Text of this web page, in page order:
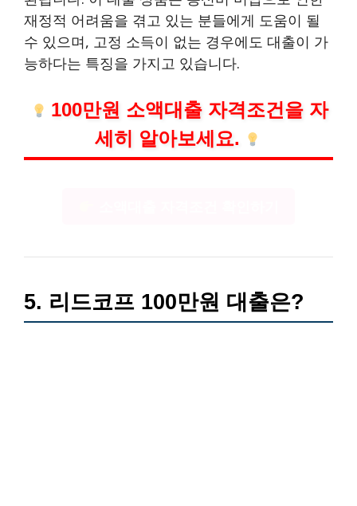
재정적 어려움을 겪고 있는 분들에게 도움이 될
수 있으며, 고정 소득이 없는 경우에도 대출이 가
능하다는 특징을 가지고 있습니다.
100만원 소액대출 자격조건을 자
세히 알아보세요.
5. 리드코프 100만원 대출은?